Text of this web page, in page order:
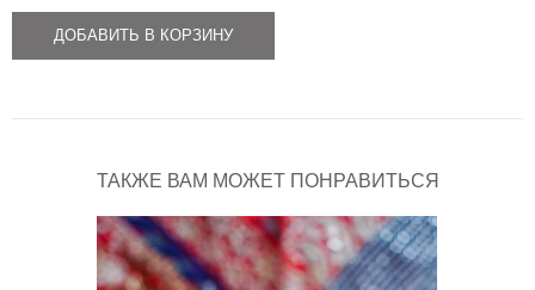
ДОБАВИТЬ В КОРЗИНУ
ТАКЖЕ ВАМ МОЖЕТ ПОНРАВИТЬСЯ